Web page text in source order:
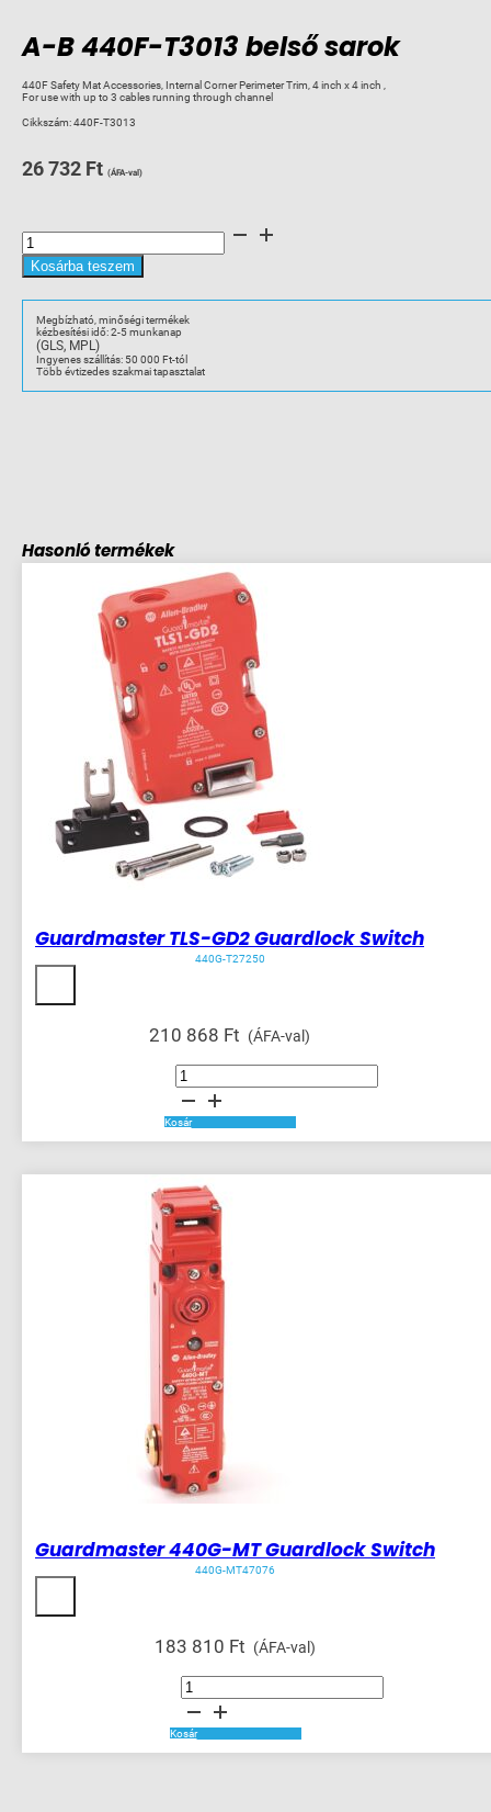
A-B 440F-T3013 belső sarok
440F Safety Mat Accessories, Internal Corner Perimeter Trim, 4 inch x 4 inch ,
For use with up to 3 cables running through channel
Cikkszám:440F-T3013
26 732 Ft (ÁFA-val)
440F-
T3013
belső
mennyiség
Kosárba teszem
Megbízható, minőségi termékek
kézbesítési idő: 2-5 munkanap
(GLS, MPL)
Ingyenes szállítás: 50 000 Ft-tól
Több évtizedes szakmai tapasztalat
Hasonló termékek
Guardmaster TLS-GD2 Guardlock Switch
440G-T27250
210 868 Ft (ÁFA-val)
Guardmaster
TLS-
Guardlock
Switch
mennyiség
Kosár
Guardmaster 440G-MT Guardlock Switch
440G-MT47076
183 810 Ft (ÁFA-val)
Guardmaster
440G-
Guardlock
Switch
mennyiség
Kosár